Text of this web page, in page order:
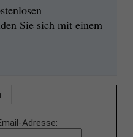
Sie sich mit einem
Adresse